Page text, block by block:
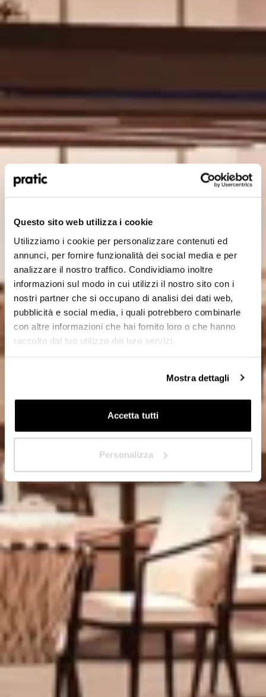
Questo sito web utilizza i cookie
Utilizziamo i cookie per personalizzare contenuti ed
annunci, per fornire funzionalità dei social media e per
analizzare il nostro traffico. Condividiamo inoltre
informazioni sul modo in cui utilizzi il nostro sito con i
nostri partner che si occupano di analisi dei dati web,
pubblicità e social media, i quali potrebbero combinarle
con altre informazioni che hai fornito loro o che hanno
raccolto dal tuo utilizzo dei loro servizi.
Mostra dettagli
Accetta tutti
Personalizza
HoReCa
Proyectista/Arquitecto
Privado
Distribuidor